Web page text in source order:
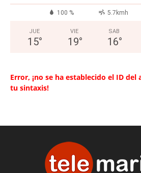
100 % 5.7kmh
JUE
15°
VIE
19°
SAB
16°
Error, ¡no se ha establecido el ID del
tu sintaxis!